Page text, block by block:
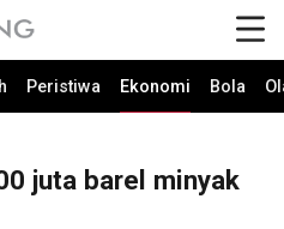
Peristiwa Ekonomi Bola
juta barel minyak